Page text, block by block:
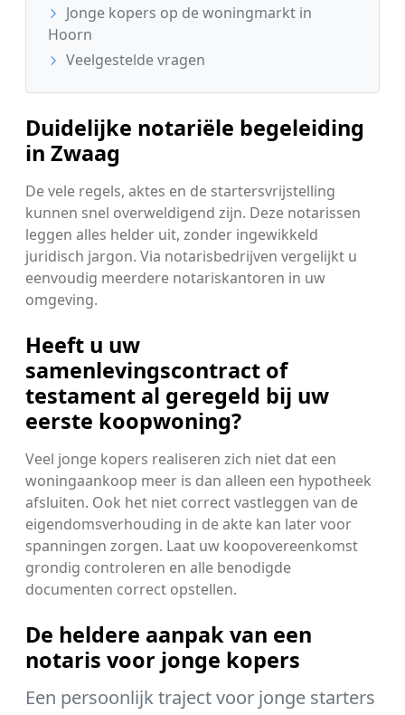
Jonge kopers op de woningmarkt in
Hoorn
Veelgestelde vragen
Duidelijke notariële begeleiding
in Zwaag
De vele regels, aktes en de startersvrijstelling
kunnen snel overweldigend zijn. Deze notarissen
leggen alles helder uit, zonder ingewikkeld
juridisch jargon. Via notarisbedrijven vergelijkt u
eenvoudig meerdere notariskantoren in uw
omgeving.
Heeft u uw
samenlevingscontract of
testament al geregeld bij uw
eerste koopwoning?
Veel jonge kopers realiseren zich niet dat een
woningaankoop meer is dan alleen een hypotheek
afsluiten. Ook het niet correct vastleggen van de
eigendomsverhouding in de akte kan later voor
spanningen zorgen. Laat uw koopovereenkomst
grondig controleren en alle benodigde
documenten correct opstellen.
De heldere aanpak van een
notaris voor jonge kopers
Een persoonlijk traject voor jonge starters